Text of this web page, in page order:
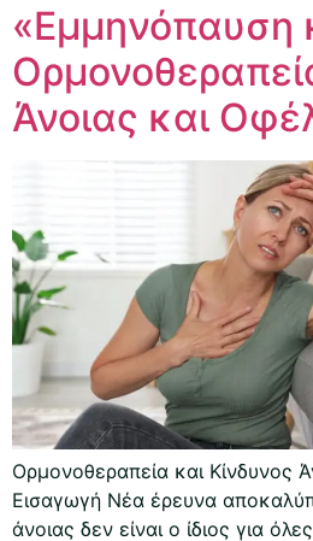
«Εμμηνόπαυση
Άνοιας και
Ορμονοθεραπεία και Κίνδυνος
Εισαγωγή Νέα έρευνα
άνοιας δεν είναι ο ίδιος για